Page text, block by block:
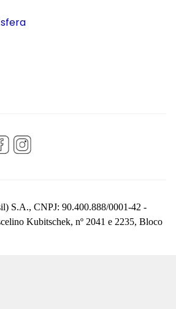
S.A., CNPJ: 90.400.888/0001-42 -
Kubitschek, nº 2041 e 2235, Bloco